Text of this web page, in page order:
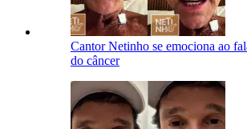
Cantor Netinho se emociona ao
do câncer